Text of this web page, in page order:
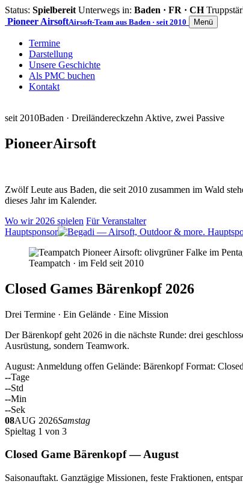
Status: Spielbereit Unterwegs in: Baden · FR · CH
Pioneer AirsoftAirsoft-Team aus Baden · seit 2010 Menü
Termine
Darstellung
Unsere Geschichte
Als PMC buchen
Kontakt
seit 2010Baden · Dreiländereckzehn Aktive, zwei Passive
PioneerAirsoft
Zwölf Leute aus Baden, die seit 2010 zusammen im Wald
dieses Jahr im Kalender.
Wo wir 2026 spielen Für Veranstalter
Hauptsponsor
Teampatch · im Feld seit 2010
Closed Games Bärenkopf 2026
Drei Termine · Ein Gelände · Eine Mission
Der Bärenkopf geht 2026 in die nächste Runde: drei
Ausrüstung, sondern Teamwork.
August: Anmeldung offen Gelände: Bärenkopf Format:
--Tage
--Std
--Min
--Sek
08AUG 2026Samstag
Spieltag 1 von 3
Closed Game Bärenkopf — August
Saisonauftakt. Ganztägige Missionen, feste Fraktionen,